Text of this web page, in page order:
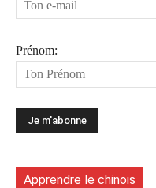
Prénom:
Apprendre le chinois